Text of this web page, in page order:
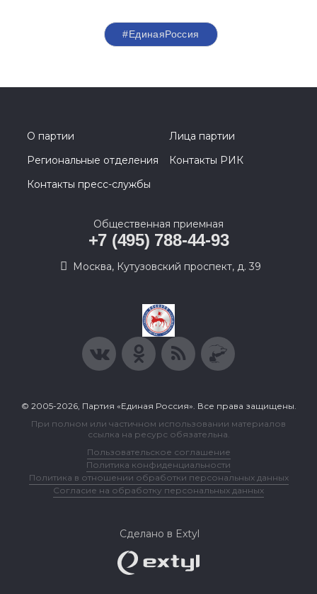
#ЕдинаяРоссия
О партии
Лица партии
Региональные отделения
Контакты РИК
Контакты пресс-службы
Общественная приемная
+7 (495) 788-44-93
Москва, Кутузовский проспект, д. 39
© 2005-2026, Партия «Единая Россия». Все права защищены.
При полном или частичном использовании материалов
ссылка на ресурс обязательна.
Пользовательское соглашение
Политика конфиденциальности
Политика в отношении обработки персональных данных
Согласие на обработку персональных данных
Сделано в Extyl